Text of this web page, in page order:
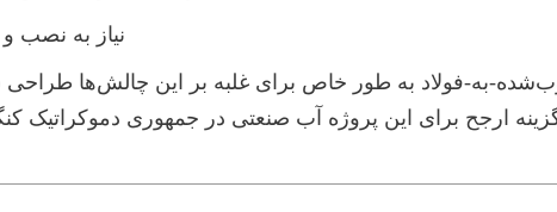
نیاز به نصب و